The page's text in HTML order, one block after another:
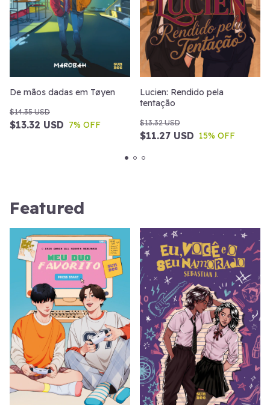
De mãos dadas em Tøyen
$13.32 USD
$14.35 USD
7% OFF
Lucien: Rendido pela
tentação
$11.27 USD
$13.32 USD
15% OFF
Featured